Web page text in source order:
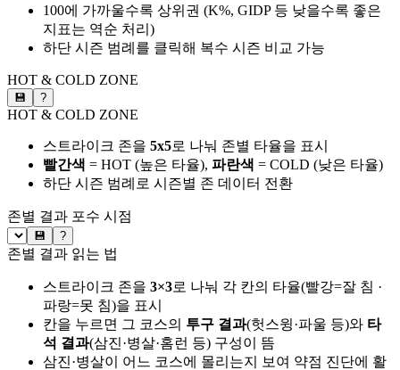
100에 가까울수록 상위권 (K%, GIDP 등 낮을수록 좋은
지표는 역순 처리)
하단 시즌 범례를 클릭해 복수 시즌 비교 가능
HOT & COLD ZONE
💾 ?
HOT & COLD ZONE
스트라이크 존을 5x5로 나눠 존별 타율을 표시
빨간색 = HOT (높은 타율), 파란색 = COLD (낮은 타율)
하단 시즌 범례로 시즌별 존 데이터 전환
존별 결과 포수 시점
💾 ?
존별 결과 읽는 법
스트라이크 존을 3×3로 나눠 각 칸의 타율(빨강=잘 침 ·
파랑=못 침)을 표시
칸을 누르면 그 코스의 투구 결과(헛스윙·파울 등)와 타
석 결과(삼진·병살·홈런 등) 구성이 뜸
삼진·병살이 어느 코스에 몰리는지 보여 약점 진단에 활